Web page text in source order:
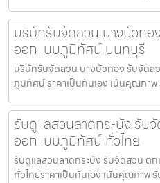
บริษัทรับจัดสวน บางบัวท
ออกแบบภูมิทัศน์ นนทบุรี
บริษัทรับจัดสวน บางบัวทอง รับจัด
ภูมิทัศน์ ราคาเป็นกันเอง เน้นคุณภา
รับดูแลสวนลาดกระบัง รับ
ออกแบบภูมิทัศน์ ทั่วไทย
รับดูแลสวนลาดกระบัง รับจัดสวน
ทั่วไทยราคาเป็นกันเอง เน้นคุณภาพ